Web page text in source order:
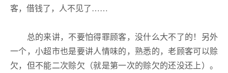
客，借钱了，人不见了……
总的来讲，不要怕得罪顾客，没什么大不了的！另外
一个，小超市也是要讲人情味的，熟悉的，老顾客可以赊
欠，但不能二次赊欠（就是第一次的赊欠的还没还上）。